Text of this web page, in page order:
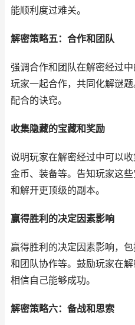
能顺利度过难关。
解密策略五：合作和团队
强调合作和团队在解密经过
玩家一起合作，共同化解谜
配合的诀窍。
收集隐藏的宝藏和奖励
说明玩家在解密经过中可以
金币、装备等。告知玩家这
和解开更顶级的副本。
赢得胜利的决定因素影响
赢得胜利的决定因素影响，
和团队协作等。鼓励玩家在解
相信自己能够成功。
解密策略六：备战和思索